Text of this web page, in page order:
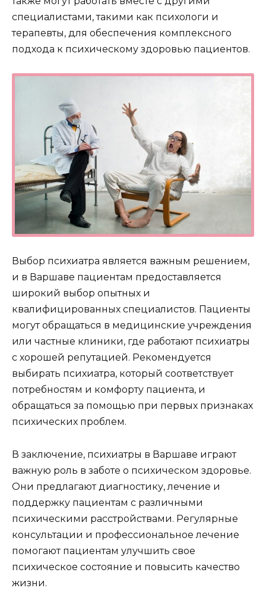
специалистами, такими как психологи и
терапевты, для обеспечения комплексного
подхода к психическому здоровью пациентов.
Выбор психиатра является важным решением,
и в Варшаве пациентам предоставляется
широкий выбор опытных и
квалифицированных специалистов. Пациенты
могут обращаться в медицинские учреждения
или частные клиники, где работают психиатры
с хорошей репутацией. Рекомендуется
выбирать психиатра, который соответствует
потребностям и комфорту пациента, и
обращаться за помощью при первых признаках
психических проблем.
В заключение, психиатры в Варшаве играют
важную роль в заботе о психическом здоровье.
Они предлагают диагностику, лечение и
поддержку пациентам с различными
психическими расстройствами. Регулярные
консультации и профессиональное лечение
помогают пациентам улучшить свое
психическое состояние и повысить качество
жизни.